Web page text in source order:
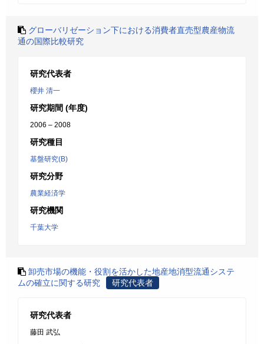
グローバリゼーション下における消費者直売型農産物流
通の国際比較研究
研究代表者
櫻井 清一
研究期間 (年度)
2006 – 2008
研究種目
基盤研究(B)
研究分野
農業経済学
研究機関
千葉大学
卸売市場の機能・役割を活かした地産地消型流通システ
ムの確立に関する研究
研究代表者
研究代表者
藤田 武弘